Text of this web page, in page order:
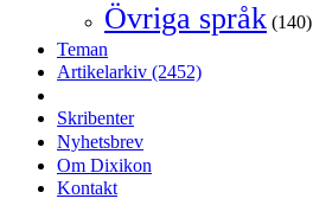
Övriga språk (140)
Teman
Artikelarkiv (2452)
Skribenter
Nyhetsbrev
Om Dixikon
Kontakt